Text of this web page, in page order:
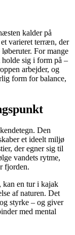
kalder på
varieret terræn, der
For mange
sig i form på –
arbejder, og
form for balance,
Den
et ideelt miljø
der egner sig til
vandets rytme,
fjorden.
kan en tur i kajak
af naturen. Det
styrke – og giver
med mental